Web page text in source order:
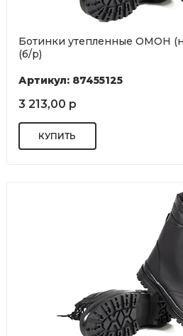
Ботинки утепленные ОМОН
(б/р)
Артикул: 87455125
3 213,00 р